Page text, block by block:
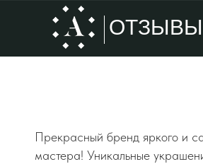
ОТЗЫВЫ
Прекрасный бренд яркого и
мастера! Уникальные